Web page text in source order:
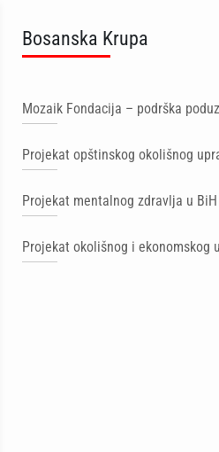
Bosanska Krupa
Mozaik Fondacija – podrška
Projekat opštinskog okolišnog
Projekat mentalnog zdravlja u BiH
Projekat okolišnog i ekonomskog